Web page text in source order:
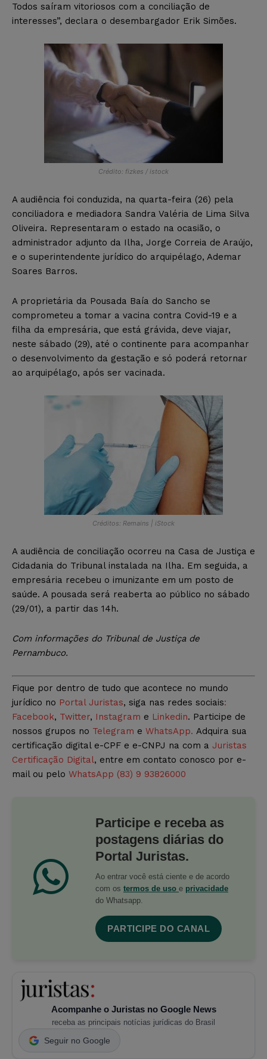
Todos saíram vitoriosos com a conciliação de
interesses”, declara o desembargador Erik Simões.
Crédito: fizkes / istock
A audiência foi conduzida, na quarta-feira (26) pela
conciliadora e mediadora Sandra Valéria de Lima Silva
Oliveira. Representaram o estado na ocasião, o
administrador adjunto da Ilha, Jorge Correia de Araújo,
e o superintendente jurídico do arquipélago, Ademar
Soares Barros.
A proprietária da Pousada Baía do Sancho se
comprometeu a tomar a vacina contra Covid-19 e a
filha da empresária, que está grávida, deve viajar,
neste sábado (29), até o continente para acompanhar
o desenvolvimento da gestação e só poderá retornar
ao arquipélago, após ser vacinada.
Créditos: Remains | iStock
A audiência de conciliação ocorreu na Casa de Justiça e
Cidadania do Tribunal instalada na Ilha. Em seguida, a
empresária recebeu o imunizante em um posto de
saúde. A pousada será reaberta ao público no sábado
(29/01), a partir das 14h.
Com informações do Tribunal de Justiça de
Pernambuco.
Fique por dentro de tudo que acontece no mundo
jurídico no Portal Juristas, siga nas redes sociais:
Facebook, Twitter, Instagram e Linkedin. Participe de
nossos grupos no Telegram e WhatsApp. Adquira sua
certificação digital e-CPF e e-CNPJ na com a Juristas
Certificação Digital, entre em contato conosco por e-
mail ou pelo WhatsApp (83) 9 93826000
Participe e receba as
postagens diárias do
Portal Juristas.
Ao entrar você está ciente e de acordo
com os termos de uso e privacidade
do Whatsapp.
PARTICIPE DO CANAL
Acompanhe o Juristas no Google News
receba as principais notícias jurídicas do Brasil
Seguir no Google